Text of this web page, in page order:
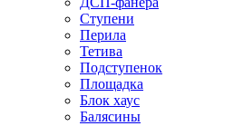
Ступени
Перила
Тетива
Подступенок
Площадка
Блок хаус
Балясины